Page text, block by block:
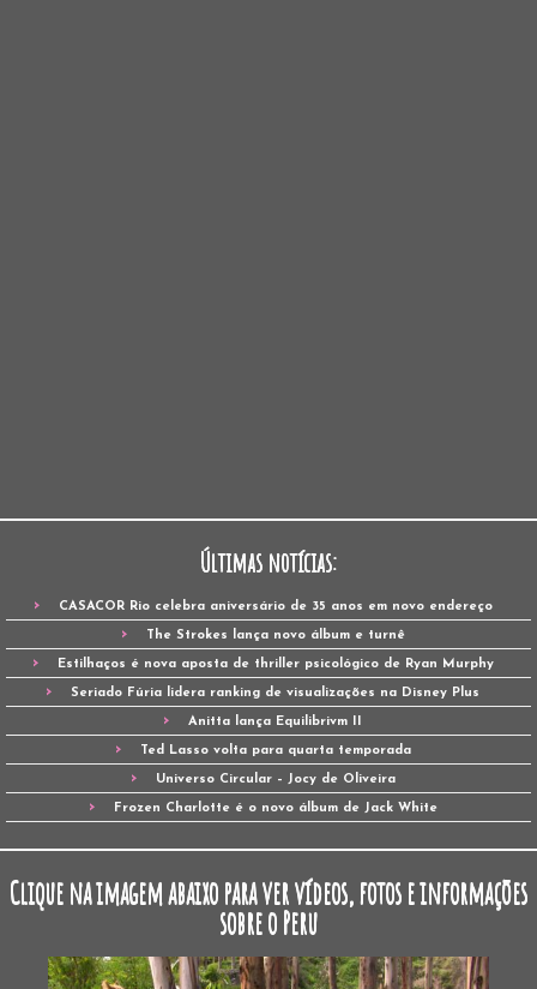
Últimas notícias:
CASACOR Rio celebra aniversário de 35 anos em novo endereço
The Strokes lança novo álbum e turnê
Estilhaços é nova aposta de thriller psicológico de Ryan Murphy
Seriado Fúria lidera ranking de visualizações na Disney Plus
Anitta lança Equilibrivm II
Ted Lasso volta para quarta temporada
Universo Circular – Jocy de Oliveira
Frozen Charlotte é o novo álbum de Jack White
Clique na imagem abaixo para ver vídeos, fotos e informações
sobre o Peru